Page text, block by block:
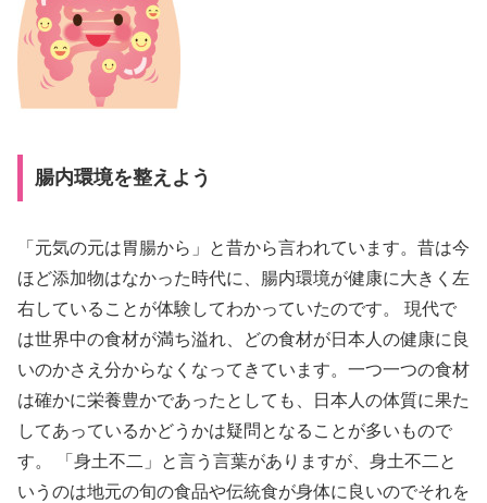
腸内環境を整えよう
「元気の元は胃腸から」と昔から言われています。昔は今
ほど添加物はなかった時代に、腸内環境が健康に大きく左
右していることが体験してわかっていたのです。 現代で
は世界中の食材が満ち溢れ、どの食材が日本人の健康に良
いのかさえ分からなくなってきています。一つ一つの食材
は確かに栄養豊かであったとしても、日本人の体質に果た
してあっているかどうかは疑問となることが多いもので
す。 「身土不二」と言う言葉がありますが、身土不二と
いうのは地元の旬の食品や伝統食が身体に良いのでそれを